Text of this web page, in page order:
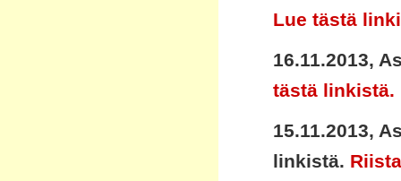
Lue tästä
16.11.2013,
tästä linkistä.
15.11.2013,
linkistä.